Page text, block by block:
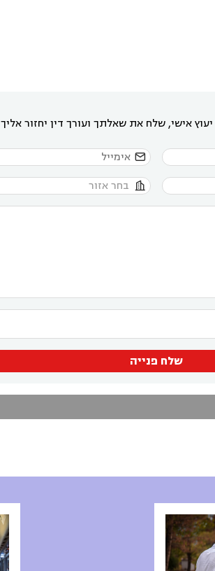
יעוץ אישי, שלח את שאלתך ועורך דין יחזור אליך


שלח פנייה